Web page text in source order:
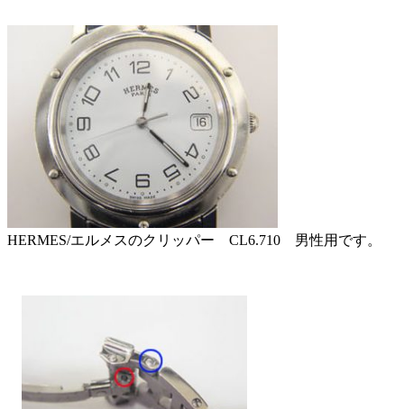
HERMES/エルメスのクリッパー CL6.710 男性用です。